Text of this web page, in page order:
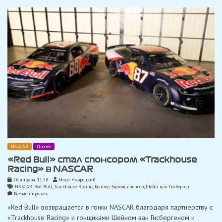
года
NASCAR Прочее
«Red Bull» стал спонсором «Trackhouse
Racing» в NASCAR
26 января, 11:58
Илья Навроцкий
NASCAR, Red Bull,Trackhouse Racing, Коннор Зилиш,спонсор, Шейн ван Гисберген
Комментироватьon
Bull»
стал
спонсором
«Red Bull» возвращается в гонки NASCAR благодаря партнерству с
«Trackhouse Racing» и гонщиками Шейном ван Гисбергеном и